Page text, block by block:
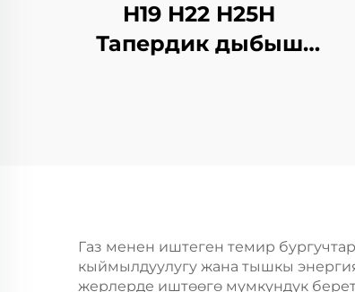
H19 H22 H25H
Тапердик дыбыш
Газ менен иштеген темир
кыймылдуулугу жана тышкы
жерлерде иштөөгө мүмкүндүк